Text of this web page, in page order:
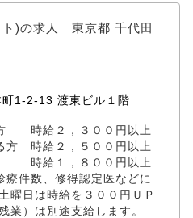
ト)の求人 東京都 千代田
1-2-13 渡東ビル１階
方 時給２，３００円以上
方 時給２，５００円以上
時給１，８００円以上
療件数、修得認定医などに
曜日は時給を３００円ＵＰ
業）は別途支給します。